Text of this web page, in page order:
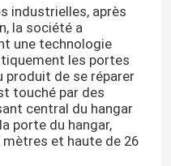
industrielles, après
la société a
une technologie
les portes
de se réparer
touché par des
central du hangar
porte du hangar,
et haute de 26